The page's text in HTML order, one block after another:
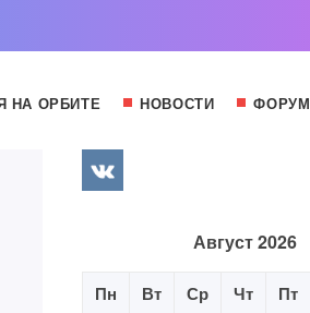
НА ОРБИТЕ НОВОСТИ ФОРУМ
Август 2026
Пн Вт Ср Чт Пт